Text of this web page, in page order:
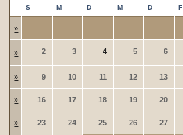
S M D M D F
»
» 2 3 4 5 6
» 9 10 11 12 13
» 16 17 18 19 20
» 23 24 25 26 27